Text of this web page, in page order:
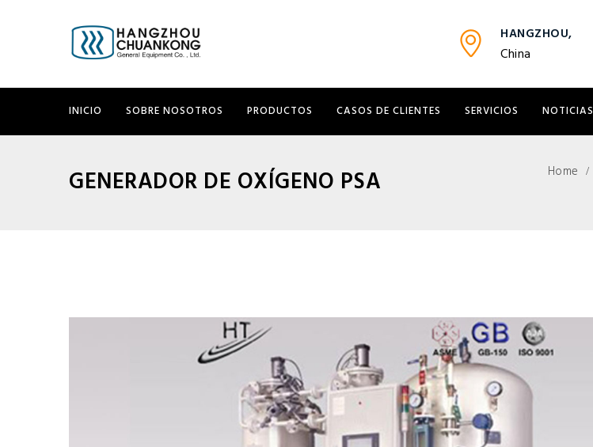
HANGZHOU,
China
INICIO SOBRE NOSOTROS PRODUCTOS CASOS DE CLIENTES SERVICIOS NOTICIAS
GENERADOR DE OXÍGENO PSA Home